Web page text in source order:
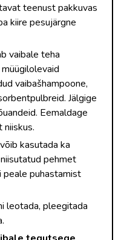
teenust pakkuvas
kiire pesujärgne
vaibale teha
vaibašhampoone,
Jälgige
Eemaldage
kasutada ka
pehmet
peale puhastamist
leotada, pleegitada